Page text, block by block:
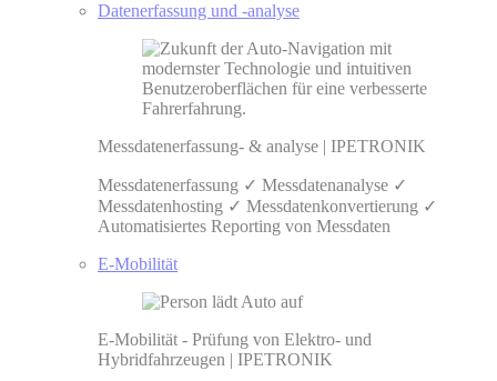
Datenerfassung und -analyse
Messdatenerfassung- & analyse | IPETRONIK
Messdatenerfassung ✓ Messdatenanalyse ✓
Messdatenhosting ✓ Messdatenkonvertierung ✓
Automatisiertes Reporting von Messdaten
E-Mobilität
E-Mobilität - Prüfung von Elektro- und
Hybridfahrzeugen | IPETRONIK